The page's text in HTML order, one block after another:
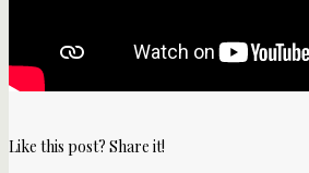
Like this post? Share it!